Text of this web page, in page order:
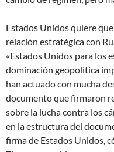
Estados Unidos quiere
relación estratégica con
«Estados Unidos para los
dominación geopolítica
han actuado con mucha
documento que firmaron
sobre la lucha contra los
en la estructura del
firma de Estados Unidos,